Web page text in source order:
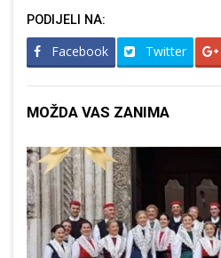
PODIJELI NA:
Facebook Twitter
MOŽDA VAS ZANIMA